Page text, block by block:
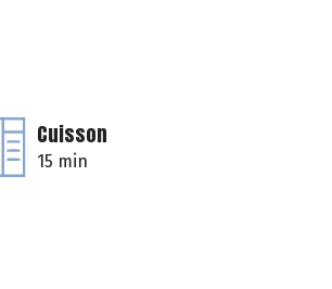
Cuisson
15 min